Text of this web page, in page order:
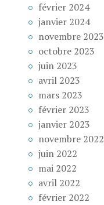
février 2024
janvier 2024
novembre 2023
octobre 2023
juin 2023
avril 2023
mars 2023
février 2023
janvier 2023
novembre 2022
juin 2022
mai 2022
avril 2022
février 2022